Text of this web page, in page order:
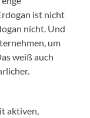
ist nicht
nicht. Und
um
weiß auch
aktiven,